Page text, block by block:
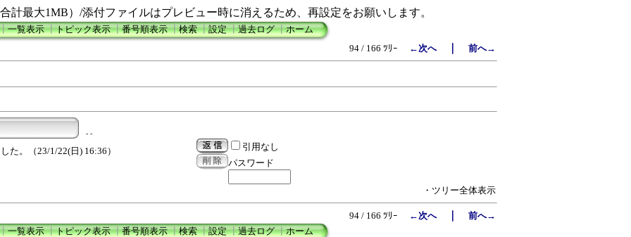
計最大1MB）/添付ファイルはプレビュー時に消えるため、再設定をお願いします。
一覧表示┃トピック表示┃番号順表示┃検索┃設定┃過去ログ┃ホーム
94 / 166 ﾂﾘｰ
←次へ｜ 前へ→
- -
た。（23/1/22(日) 16:36）
引用なし
パスワード
・ツリー全体表示
94 / 166 ﾂﾘｰ ←次へ｜ 前へ→
一覧表示┃トピック表示┃番号順表示┃検索┃設定┃過去ログ┃ホーム